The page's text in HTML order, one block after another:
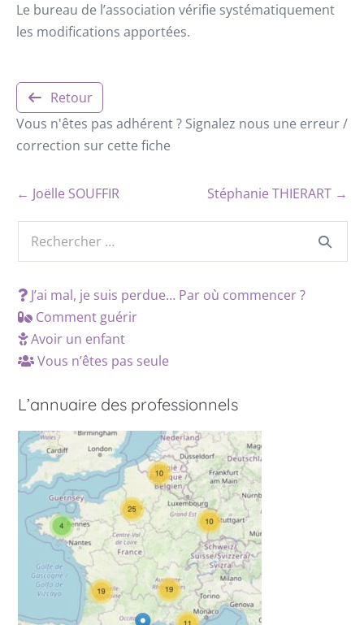
Le bureau de l’association vérifie systématiquement
les modifications apportées.
Retour
Vous n'êtes pas adhérent ? Signalez nous une erreur /
correction sur cette fiche
← Joëlle SOUFFIR Stéphanie THIERART →
J’ai mal, je suis perdue… Par où commencer ?
Comment guérir
Avoir un enfant
Vous n’êtes pas seule
L’annuaire des professionnels